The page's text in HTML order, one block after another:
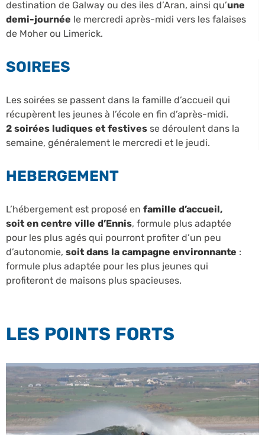
destination de Galway ou des iles d’Aran, ainsi qu’une
demi-journée le mercredi après-midi vers les falaises
de Moher ou Limerick.
SOIREES
Les soirées se passent dans la famille d’accueil qui
récupèrent les jeunes à l’école en fin d’après-midi.
2 soirées ludiques et festives se déroulent dans la
semaine, généralement le mercredi et le jeudi.
HEBERGEMENT
L’hébergement est proposé en famille d’accueil,
soit en centre ville d’Ennis, formule plus adaptée
pour les plus agés qui pourront profiter d’un peu
d’autonomie, soit dans la campagne environnante :
formule plus adaptée pour les plus jeunes qui
profiteront de maisons plus spacieuses.
LES POINTS FORTS